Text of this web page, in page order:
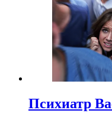
Психиатр